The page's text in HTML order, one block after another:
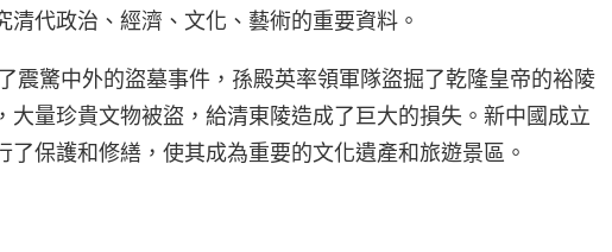
清代政治、經濟、文化、藝術的重要資料。
震驚中外的盜墓事件，孫殿英率領軍隊盜掘了乾隆皇帝的裕陵
大量珍貴文物被盜，給清東陵造成了巨大的損失。新中國成立
了保護和修繕，使其成為重要的文化遺產和旅遊景區。